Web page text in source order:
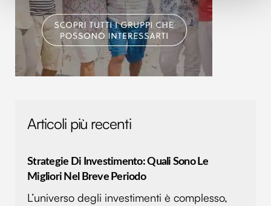
Approfondisci come vengono elaborati i tuoi dati personali
e imposta le tue preferenze nella sezione dettagli
modificare o ritirare il tuo consenso in qualsiasi momento
dalla Dichiarazione sui cookie.
informazioni sul modo in cui utilizzi il nostro sito con i
pubblicità e social media, i quali potrebbero combinarle
con altre informazioni che hai fornito loro o che hanno
Articoli più recenti
Strategie Di Investimento: Quali Sono Le
Migliori Nel Breve Periodo
L’universo degli investimenti è complesso,